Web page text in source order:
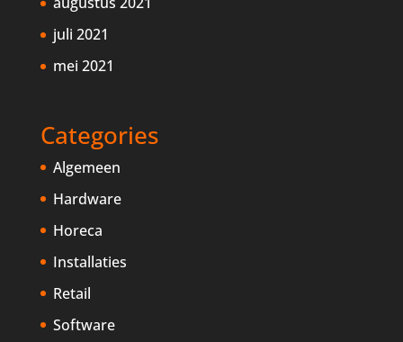
juli 2021
mei 2021
Categories
Algemeen
Hardware
Horeca
Installaties
Retail
Software